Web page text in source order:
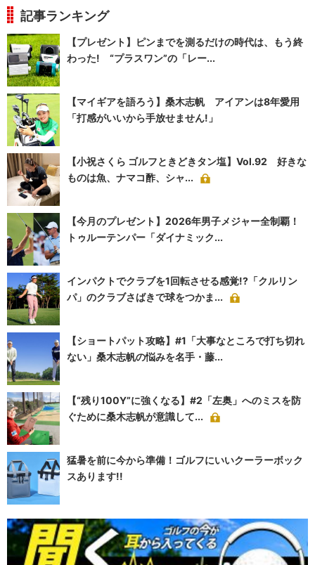
記事ランキング
【プレゼント】ピンまでを測るだけの時代は、もう終
わった! “プラスワン”の「レー...
【マイギアを語ろう】桑木志帆 アイアンは8年愛用
「打感がいいから手放せません!」
【小祝さくら ゴルフときどきタン塩】Vol.92 好きな
ものは魚、ナマコ酢、シャ...
【今月のプレゼント】2026年男子メジャー全制覇！
トゥルーテンパー「ダイナミック...
インパクトでクラブを1回転させる感覚!?「クルリン
パ」のクラブさばきで球をつかま...
【ショートパット攻略】#1「大事なところで打ち切れ
ない」桑木志帆の悩みを名手・藤...
【“残り100Y”に強くなる】#2「左奥」へのミスを防
ぐために桑木志帆が意識して...
猛暑を前に今から準備！ゴルフにいいクーラーボック
スあります!!